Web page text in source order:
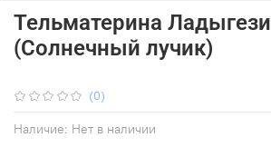
(0)
Наличие: Нет в наличии
Тельматерина Ладыгези
(Солнечный лучик)